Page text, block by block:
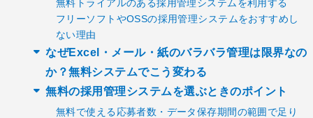
無料トライアルのある採用管理システムを利用する
フリーソフトやOSSの採用管理システムをおすすめし
ない理由
なぜExcel・メール・紙のバラバラ管理は限界なの
か？無料システムでこう変わる
無料の採用管理システムを選ぶときのポイント
無料で使える応募者数・データ保存期間の範囲で足り